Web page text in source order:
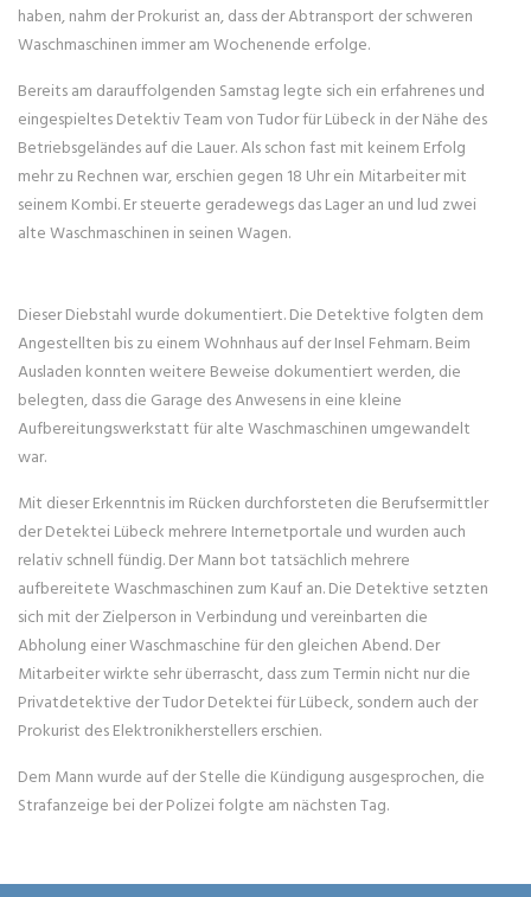
haben, nahm der Prokurist an, dass der Abtransport der schweren
Waschmaschinen immer am Wochenende erfolge.
Bereits am darauffolgenden Samstag legte sich ein erfahrenes und
eingespieltes Detektiv Team von Tudor für Lübeck in der Nähe des
Betriebsgeländes auf die Lauer. Als schon fast mit keinem Erfolg
mehr zu Rechnen war, erschien gegen 18 Uhr ein Mitarbeiter mit
seinem Kombi. Er steuerte geradewegs das Lager an und lud zwei
alte Waschmaschinen in seinen Wagen.
Dieser Diebstahl wurde dokumentiert. Die Detektive folgten dem
Angestellten bis zu einem Wohnhaus auf der Insel Fehmarn. Beim
Ausladen konnten weitere Beweise dokumentiert werden, die
belegten, dass die Garage des Anwesens in eine kleine
Aufbereitungswerkstatt für alte Waschmaschinen umgewandelt
war.
Mit dieser Erkenntnis im Rücken durchforsteten die Berufsermittler
der Detektei Lübeck mehrere Internetportale und wurden auch
relativ schnell fündig. Der Mann bot tatsächlich mehrere
aufbereitete Waschmaschinen zum Kauf an. Die Detektive setzten
sich mit der Zielperson in Verbindung und vereinbarten die
Abholung einer Waschmaschine für den gleichen Abend. Der
Mitarbeiter wirkte sehr überrascht, dass zum Termin nicht nur die
Privatdetektive der Tudor Detektei für Lübeck, sondern auch der
Prokurist des Elektronikherstellers erschien.
Dem Mann wurde auf der Stelle die Kündigung ausgesprochen, die
Strafanzeige bei der Polizei folgte am nächsten Tag.